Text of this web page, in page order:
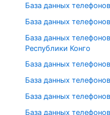
База данных
База данных
База данных
Республики Конго
База данных
База данных
База данных
База данных